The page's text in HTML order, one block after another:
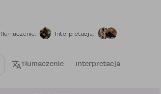
Tłumaczenie: Interpretacja:
Tłumaczenie Interpretacja